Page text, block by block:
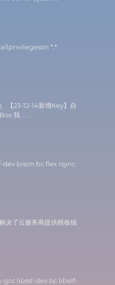
*.*
【23-12-14新增Key】自
我 ......
dev bison bc flex rsync
了云服务商提供模板镜
gcc libssl-dev bc libelf-